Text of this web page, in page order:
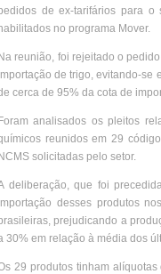
de ex-tarifários para o
no programa Mover.
reunião, foi rejeitado o
de trigo, evitando-se
cerca de 95% da cota de
analisados os pleitos
reunidos em 29
solicitadas pelo setor.
deliberação, que foi
desses produtos
prejudicando a
30% em relação à média dos
29 produtos tinham